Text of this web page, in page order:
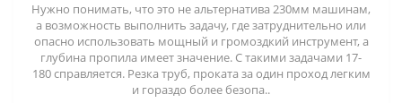
Нужно понимать, что это не альтернатива 230мм машинам,
а возможность выполнить задачу, где затруднительно или
опасно использовать мощный и громоздкий инструмент, а
глубина пропила имеет значение. С такими задачами 17-
180 справляется. Резка труб, проката за один проход легким
и гораздо более безопа..